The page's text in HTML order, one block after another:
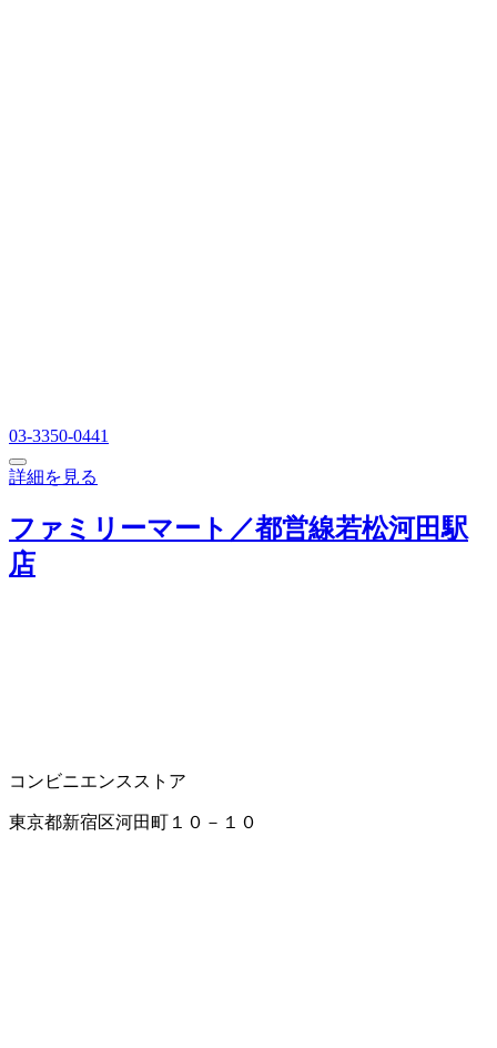
03-3350-0441
詳細を見る
ファミリーマート／都営線若松河田駅
店
コンビニエンスストア
東京都新宿区河田町１０－１０